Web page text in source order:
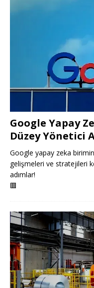
Google Yapay
Düzey Yönetici
Google yapay zeka
gelişmeleri ve stratejileri
adımlar!
🟥